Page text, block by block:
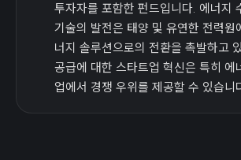
투자자를 포함한 펀드입니다. 에너지
기술의 발전은 태양 및 유연한 전력원
너지 솔루션으로의 전환을 촉발하고
공급에 대한 스타트업 혁신은 특히 에
업에서 경쟁 우위를 제공할 수 있습니